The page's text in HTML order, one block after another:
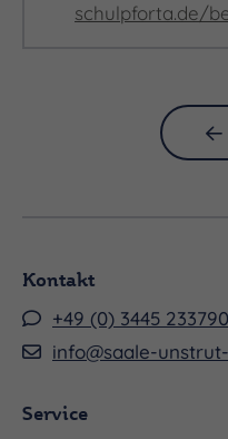
schulpforta.de/
Kontakt
+49 (0) 3445 233790
info@saale-
Service